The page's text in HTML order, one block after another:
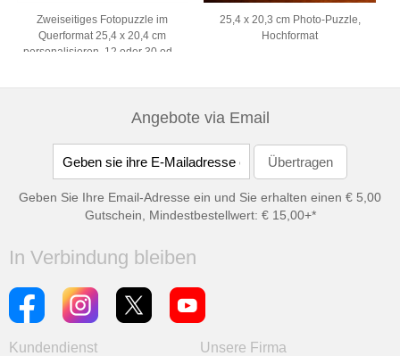
Zweiseitiges Fotopuzzle im
Querformat 25,4 x 20,4 cm
personalisieren, 12 oder 30 oder
25,4 x 20,3 cm Photo-Puzzle,
Hochformat
Angebote via Email
Geben Sie Ihre Email-Adresse ein und Sie erhalten einen € 5,00
Gutschein, Mindestbestellwert: € 15,00+*
In Verbindung bleiben
Kundendienst
Unsere Firma